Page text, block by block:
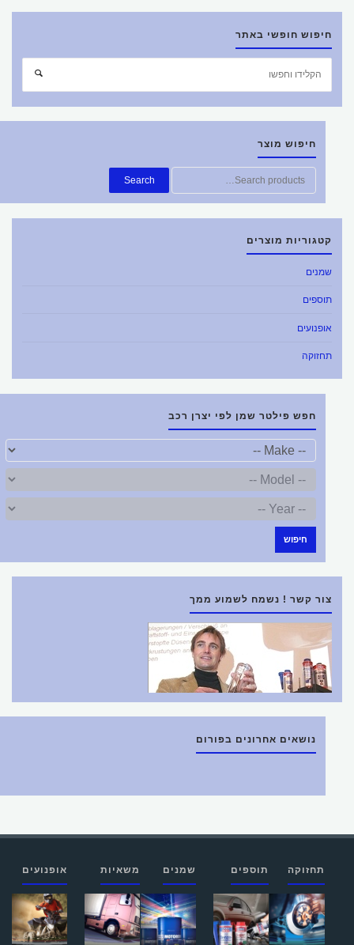
חיפוש חופשי באתר
חיפוש
חיפוש מוצר
חפש
את:
Search
קטגוריות מוצרים
שמנים
תוספים
אופנועים
תחזוקה
חפש פילטר שמן לפי יצרן רכב
חיפוש
צור קשר ! נשמח לשמוע ממך
נושאים אחרונים בפורום
תחזוקה תוספים שמנים משאיות אופנועים